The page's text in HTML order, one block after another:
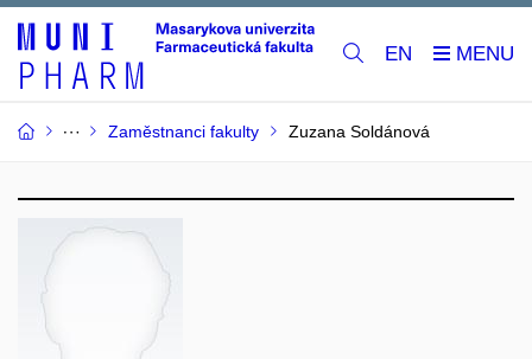
EN
Zaměstnanci fakulty Zuzana Soldánová